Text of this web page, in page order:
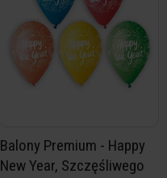
Balony Premium - Happy
New Year, Szczęśliwego